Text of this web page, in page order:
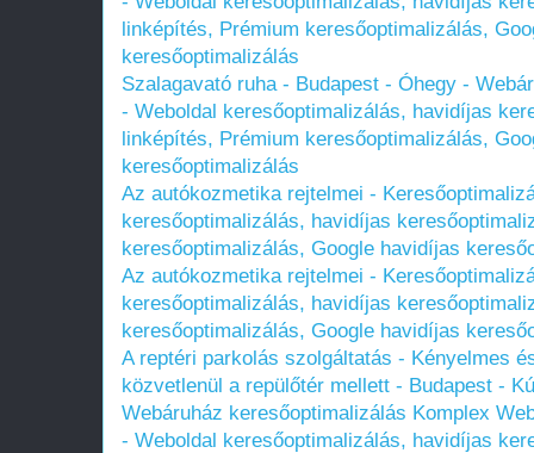
linképítés, Prémium keresőoptimalizálás,
keresőoptimalizálás
Szalagavató ruha - Budapest - Óhegy -
- Weboldal keresőoptimalizálás, havidíjas
linképítés, Prémium keresőoptimalizálás,
keresőoptimalizálás
Az autókozmetika rejtelmei -
keresőoptimalizálás, havidíjas
keresőoptimalizálás, Google havidíjas
Az autókozmetika rejtelmei -
keresőoptimalizálás, havidíjas
keresőoptimalizálás, Google havidíjas
A reptéri parkolás szolgáltatás - Kényelmes
közvetlenül a repülőtér mellett - Budapest -
Webáruház keresőoptimalizálás Komplex
- Weboldal keresőoptimalizálás, havidíjas